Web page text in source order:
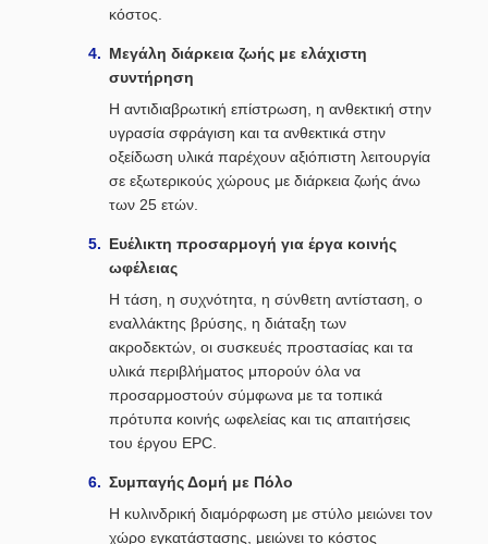
κόστος.
Μεγάλη διάρκεια ζωής με ελάχιστη
συντήρηση
Η αντιδιαβρωτική επίστρωση, η ανθεκτική στην
υγρασία σφράγιση και τα ανθεκτικά στην
οξείδωση υλικά παρέχουν αξιόπιστη λειτουργία
σε εξωτερικούς χώρους με διάρκεια ζωής άνω
των 25 ετών.
Ευέλικτη προσαρμογή για έργα κοινής
ωφέλειας
Η τάση, η συχνότητα, η σύνθετη αντίσταση, ο
εναλλάκτης βρύσης, η διάταξη των
ακροδεκτών, οι συσκευές προστασίας και τα
υλικά περιβλήματος μπορούν όλα να
προσαρμοστούν σύμφωνα με τα τοπικά
πρότυπα κοινής ωφελείας και τις απαιτήσεις
του έργου EPC.
Συμπαγής Δομή με Πόλο
Η κυλινδρική διαμόρφωση με στύλο μειώνει τον
χώρο εγκατάστασης, μειώνει το κόστος